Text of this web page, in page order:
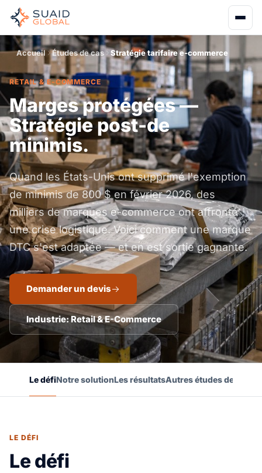
Accueil Études de cas Stratégie tarifaire e-commerce
RETAIL & E-COMMERCE
Marges protégées —
Stratégie post-de
minimis.
Quand les États-Unis ont supprimé l'exemption
de minimis de 800 $ en février 2026, des
milliers de marques e-commerce ont affronté
une crise logistique. Voici comment une marque
DTC s'est adaptée — et en est sortie gagnante.
Demander un devis
Industrie: Retail & E-Commerce
Le défiNotre solutionLes résultatsAutres études de cas
LE DÉFI
Le défi